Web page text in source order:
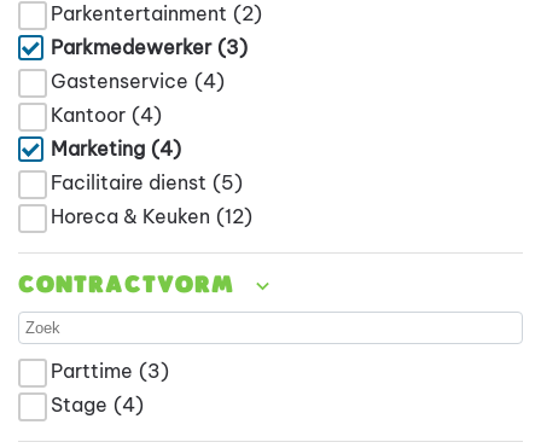
Parkentertainment (2)
Parkmedewerker (3)
Gastenservice (4)
Kantoor (4)
Marketing (4)
Facilitaire dienst (5)
Horeca & Keuken (12)
Contractvorm
Parttime (3)
Stage (4)